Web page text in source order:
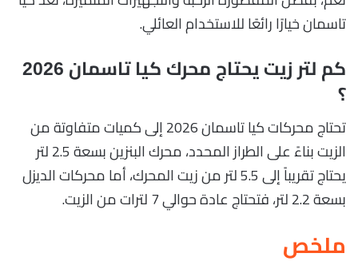
تاسمان خيارًا رائعًا للاستخدام العائلي.
كم لتر زيت يحتاج محرك كيا تاسمان 2026
؟
تحتاج محركات كيا تاسمان 2026 إلى كميات متفاوتة من
الزيت بناءً على الطراز المحدد، محرك البنزين بسعة 2.5 لتر
يحتاج تقريباً إلى 5.5 لتر من زيت المحرك، أما محركات الديزل
بسعة 2.2 لتر، فتحتاج عادة حوالي 7 لترات من الزيت.
ملخص